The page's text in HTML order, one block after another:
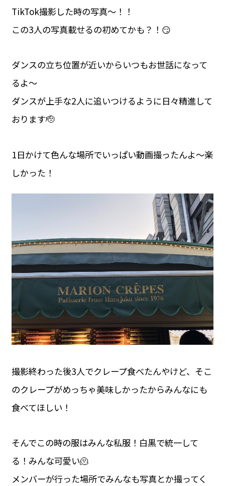
TikTok撮影した時の写真〜！！
この3人の写真載せるの初めてかも？！😏
ダンスの立ち位置が近いからいつもお世話になって
るよ〜
ダンスが上手な2人に追いつけるように日々精進して
おります🫡
1日かけて色んな場所でいっぱい動画撮ったんよ〜楽
しかった！
撮影終わった後3人でクレープ食べたんやけど、そこ
のクレープがめっちゃ美味しかったからみんなにも
食べてほしい！
そんでこの時の服はみんな私服！白黒で統一して
る！みんな可愛い🫠
メンバーが行った場所でみんなも写真とか撮ってく